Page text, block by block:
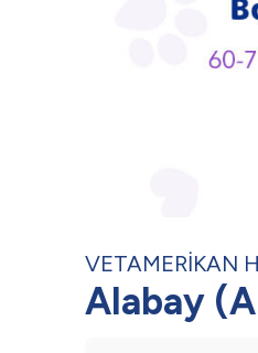
VETAMERİKAN
Alabay